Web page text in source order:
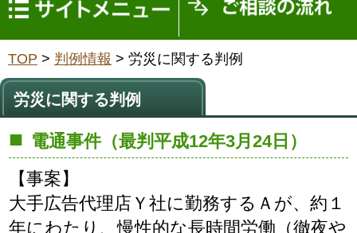
トップページ
労働問題関連法
判例情報
解決までの流れ
弁護士紹介
お問い合わせ
費用
TOP > 判例情報 > 労災に関する判例
労災に関する判例
電通事件（最判平成12年3月24日）
【事案】
大手広告代理店Ｙ社に勤務するＡが、約１
年にわたり、慢性的な長時間労働（徹夜や